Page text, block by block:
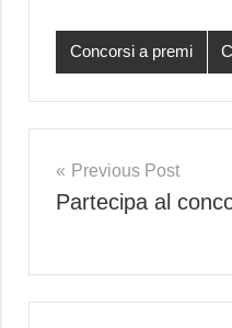
Concorsi a premi
Post
navigation
Previous Post
Partecipa al